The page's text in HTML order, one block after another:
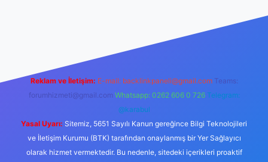
Reklam ve İletişim: E-mail: backlinkpaneli@gmail.com Teams:
forumhizmeti@gmail.com Whatsapp: 0262 606 0 726 Telegram:
@karabul
Yasal Uyarı: Sitemiz, 5651 Sayılı Kanun gereğince Bilgi Teknolojileri
ve İletişim Kurumu (BTK) tarafından onaylanmış bir Yer Sağlayıcı
olarak hizmet vermektedir. Bu nedenle, sitedeki içerikleri proaktif